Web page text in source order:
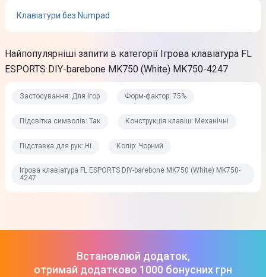
Конструкція клавіш
Джерело живлення
Габарити (ВхШхГ)
Клавіатури без Numpad
Найпопулярніші запити в категорії Ігрова клавіатура FL
ESPORTS DIY-barebone MK750 (White) MK750-4247
Застосування: Для ігор Форм-фактор: 75%
Підсвітка символів: Так Конструкція клавіш: Механічні
Підставка для рук: Ні Колір: Чорний
Ігрова клавіатура FL ESPORTS DIY-barebone MK750 (White) MK750-
4247
Встановлюй додаток,
отримай додатково 1000 бонусних грн